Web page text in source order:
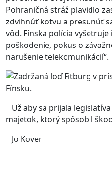
Pohraničná stráž plavidlo
zdvihnúť kotvu a presunúť
vôd. Fínska polícia vyšetruje
poškodenie, pokus o
narušenie telekomunikácií“.
Už aby sa prijala
majetok, ktorý spôsobil
Jo Kover